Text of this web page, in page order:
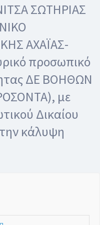
ΣΩΤΗΡΙΑΣ
ΑΧΑΪΑΣ-
προσωπικό
ΔΕ ΒΟΗΘΩΝ
με
Δικαίου
κάλυψη